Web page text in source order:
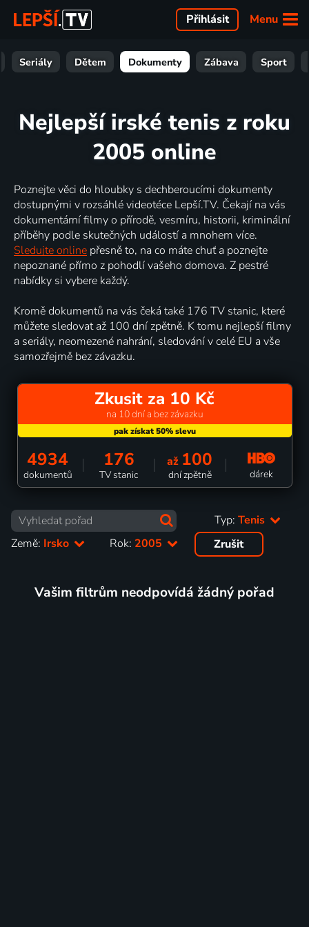
Menu
Přihlásit
Seriály Dětem Dokumenty Zábava Sport
Nejlepší irské tenis z roku
2005 online
Poznejte věci do hloubky s dechberoucími dokumenty
dostupnými v rozsáhlé videotéce Lepší.TV. Čekají na vás
dokumentární filmy o přírodě, vesmíru, historii, kriminální
příběhy podle skutečných událostí a mnohem více.
Sledujte online přesně to, na co máte chuť a poznejte
nepoznané přímo z pohodlí vašeho domova. Z pestré
nabídky si vybere každý.
Kromě dokumentů na vás čeká také 176 TV stanic, které
můžete sledovat až 100 dní zpětně. K tomu nejlepší filmy
a seriály, neomezené nahrání, sledování v celé EU a vše
samozřejmě bez závazku.
Zkusit za 10 Kč
na 10 dní a bez závazku
4934
dokumentů
176
TV stanic
až 100
dní zpětně dárek
Typ: Tenis
Země: Irsko Rok: 2005 Zrušit
Vašim filtrům neodpovídá žádný pořad